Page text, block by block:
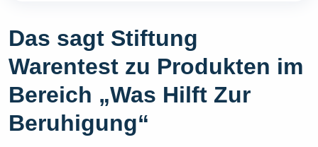
Das sagt Stiftung
Warentest zu Produkten im
Bereich „Was Hilft Zur
Beruhigung“